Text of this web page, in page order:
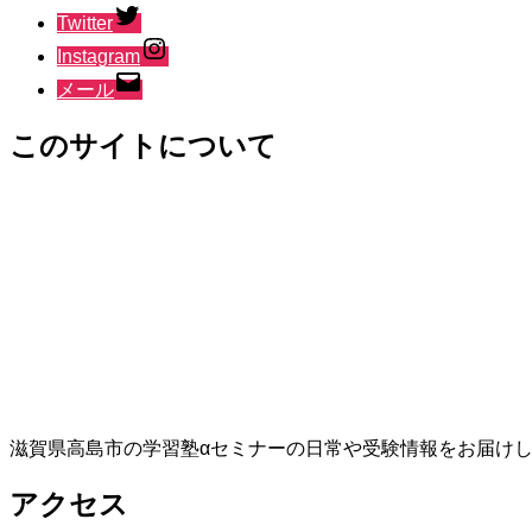
Twitter
Instagram
メール
このサイトについて
滋賀県高島市の学習塾αセミナーの日常や受験情報をお届け
アクセス